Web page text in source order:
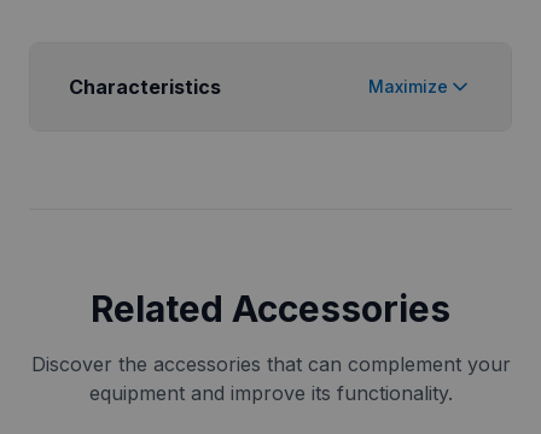
Characteristics Maximize
Related Accessories
Discover the accessories that can complement your
equipment and improve its functionality.